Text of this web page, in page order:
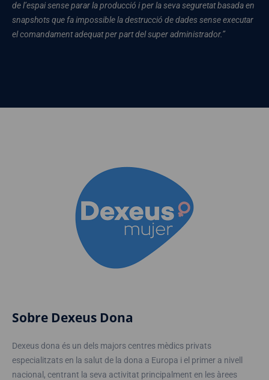
de l’espai sense parar la producció i per la seva seguretat basada en
snapshots que fa impossible la destrucció de dades sense executar
el comandament adequat per part del super administrador.”
Sobre Dexeus Dona
Dexeus dona és un dels majors centres mèdics privats
especialitzats en la salut de la dona a Europa i el primer a nivell
nacional, centrant la seva activitat principalment en les àrees